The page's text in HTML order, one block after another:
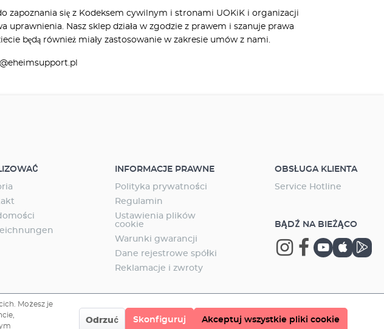
zapoznania się z Kodeksem cywilnym i stronami UOKiK i organizacji
uprawnienia. Nasz sklep działa w zgodzie z prawem i szanuje prawa
będą również miały zastosowanie w zakresie umów z nami.
INFORMACJE PRAWNE
Polityka prywatności
Regulamin
Ustawienia plików
cookie
Warunki gwarancji
Dane rejestrowe spółki
Reklamacje i zwroty
OBSŁUGA KLIENTA
Service Hotline
BĄDŹ NA BIEŻĄCO
Możesz je
Odrzuć Skonfiguruj Akceptuj wszystkie pliki cookie